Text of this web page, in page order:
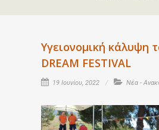
Υγειονομική κάλυψη
DREAM FESTIVAL
19 Ιουνίου, 2022 Νέα -